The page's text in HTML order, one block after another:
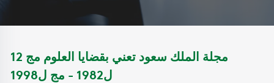
مجلة الملك سعود تعني بقضايا العلوم مج 12
ل1982 - مج ل1998